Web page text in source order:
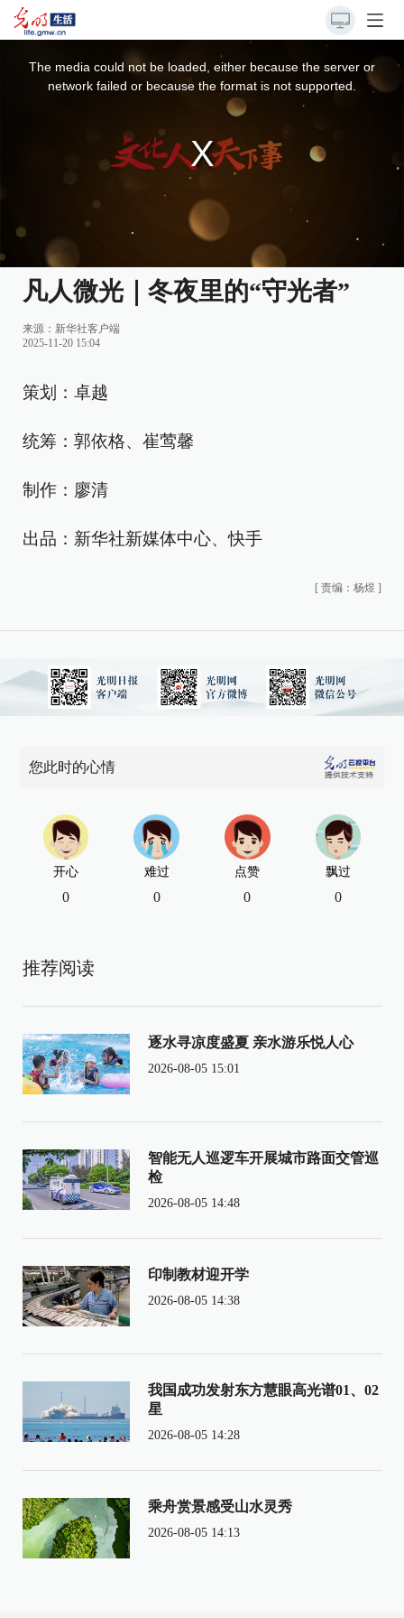
The media could not be loaded, either because the server or
network failed or because the format is not supported.
凡人微光｜冬夜里的“守光者”
来源： 新华社客户端
2025-11-20 15:04
策划：卓越
统筹：郭依格、崔莺馨
制作：廖清
出品：新华社新媒体中心、快手
[ 责编：杨煜 ]
您此时的心情
开心
0
难过
0
点赞
0
飘过
0
推荐阅读
逐水寻凉度盛夏 亲水游乐悦人心
2026-08-05 15:01
智能无人巡逻车开展城市路面交管巡
检
2026-08-05 14:48
印制教材迎开学
2026-08-05 14:38
我国成功发射东方慧眼高光谱01、02
星
2026-08-05 14:28
乘舟赏景感受山水灵秀
2026-08-05 14:13